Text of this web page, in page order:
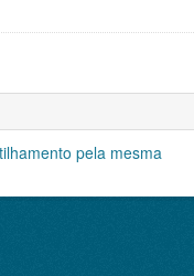
pela mesma